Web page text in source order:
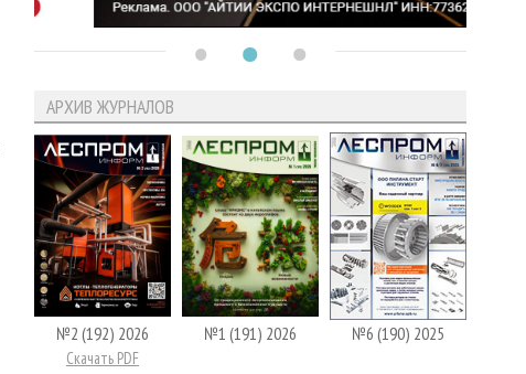
АРХИВ ЖУРНАЛОВ
№2 (192) 2026
Скачать PDF
№1 (191) 2026 №6 (190) 2025